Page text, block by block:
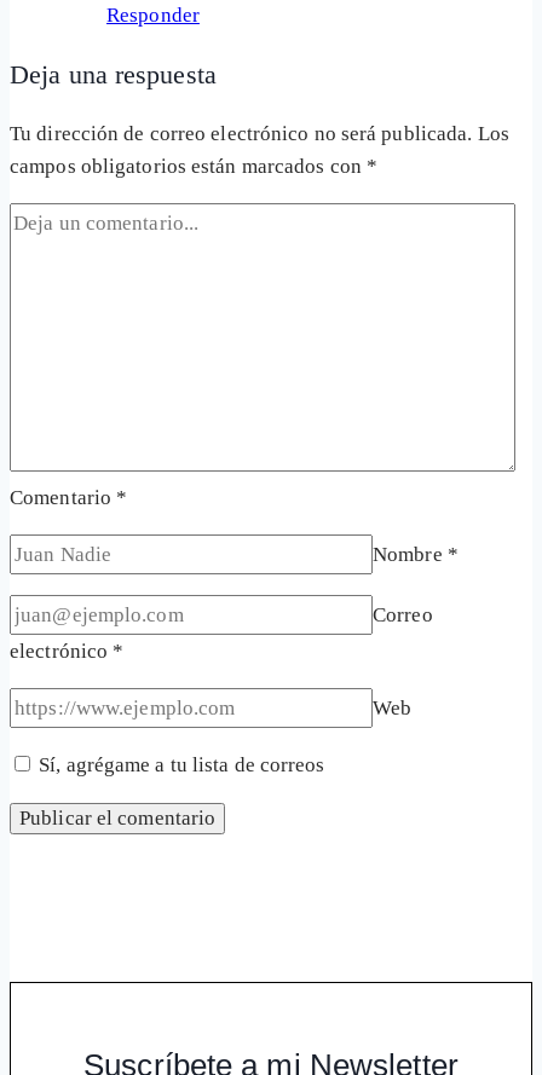
Responder
Deja una respuesta
Tu dirección de correo electrónico no será publicada. Los
campos obligatorios están marcados con *
Comentario *
Nombre *
Correo
electrónico *
Web
Sí, agrégame a tu lista de correos
Suscríbete a mi Newsletter